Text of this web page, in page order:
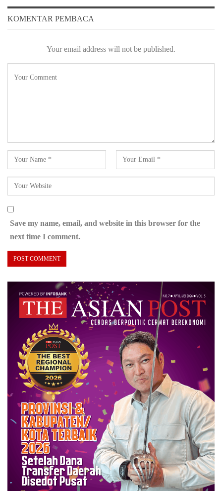
KOMENTAR PEMBACA
Your email address will not be published.
Save my name, email, and website in this browser for the
next time I comment.